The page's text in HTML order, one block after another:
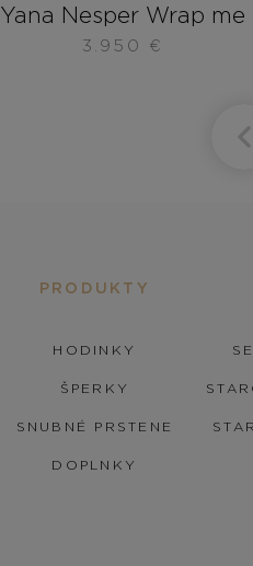
Yana Nesper Wrap me
3.950 €
PRODUKTY
HODINKY
ŠPERKY
SNUBNÉ PRSTENE
DOPLNKY